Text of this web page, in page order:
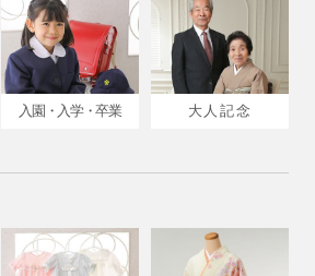
入園・入学・卒業 大人記念